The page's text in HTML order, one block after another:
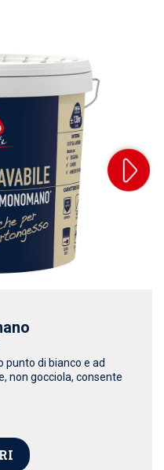
punto di bianco e ad
non gocciola, consente